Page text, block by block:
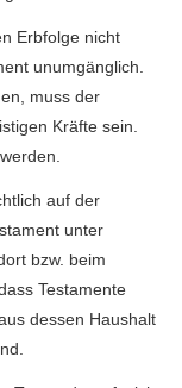
Erbfolge nicht
unumgänglich.
muss der
Kräfte sein.
auf der
unter
bzw. beim
Testamente
dessen Haushalt